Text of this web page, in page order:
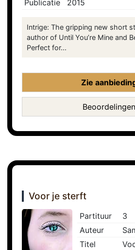
Publicatie 2015
Intrige: The gripping new short
author of Until You’re Mine and
Perfect for...
Zie
Beoordelingen
Voor je sterft
Partituur
3
Auteur
Titel